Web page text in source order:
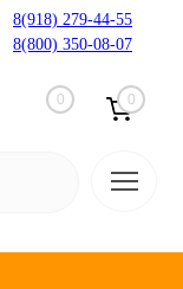
8(918) 279-44-55
8(800) 350-08-07
0 0